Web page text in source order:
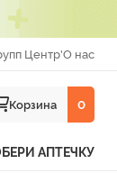
Центр'О нас
Корзина 0
АПТЕЧКУ